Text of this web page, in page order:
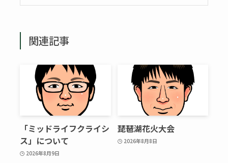
関連記事
「ミッドライフクライシ
ス」について
2026年8月9日
琵琶湖花火大会
2026年8月8日